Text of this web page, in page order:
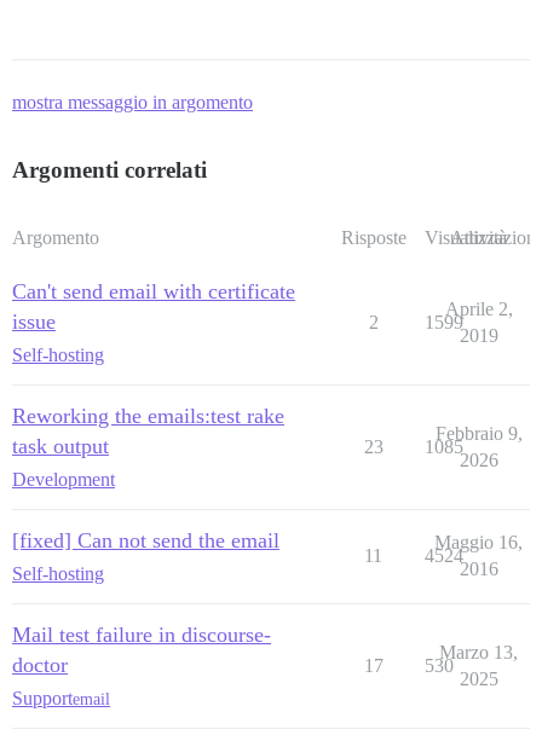
mostra messaggio in argomento
Argomenti correlati
Argomento Risposte Visualizzazioni
Attività
Can't send email with certificate
issue
Self-hosting
2 1599
Aprile 2,
2019
Reworking the emails:test rake
task output
Development
23 1085
Febbraio 9,
2026
[fixed] Can not send the email
Self-hosting
11 4524
Maggio 16,
2016
Mail test failure in discourse-
doctor
Supportemail
17 530
Marzo 13,
2025